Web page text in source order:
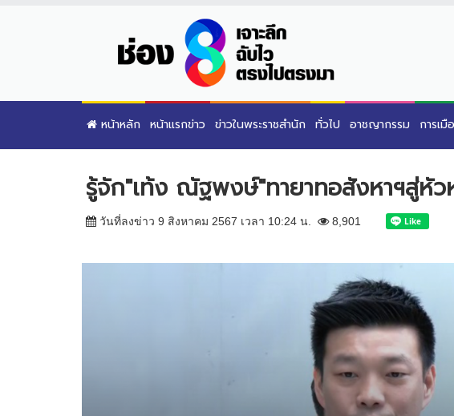
หน้าหลัก หน้าแรกข่าว ข่าวในพระราชสำนัก ทั่วไป อาชญากรรม การเมื
รู้จัก"เท้ง ณัฐพงษ์"ทายาทอสังหาฯสู่หัว
วันที่ลงข่าว 9 สิงหาคม 2567 เวลา 10:24 น. 8,901